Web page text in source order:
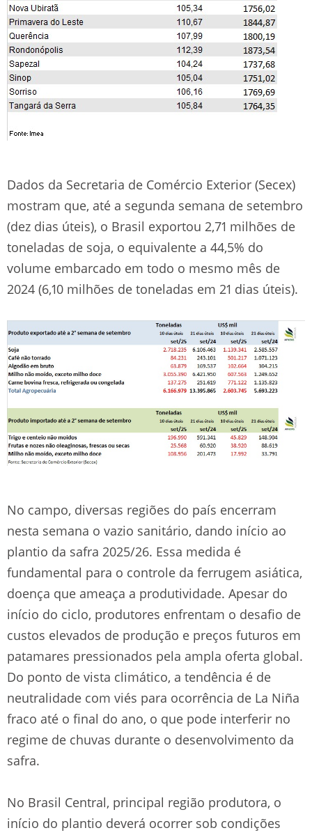
Dados da Secretaria de Comércio Exterior (Secex)
mostram que, até a segunda semana de setembro
(dez dias úteis), o Brasil exportou 2,71 milhões de
toneladas de soja, o equivalente a 44,5% do
volume embarcado em todo o mesmo mês de
2024 (6,10 milhões de toneladas em 21 dias úteis).
No campo, diversas regiões do país encerram
nesta semana o vazio sanitário, dando início ao
plantio da safra 2025/26. Essa medida é
fundamental para o controle da ferrugem asiática,
doença que ameaça a produtividade. Apesar do
início do ciclo, produtores enfrentam o desafio de
custos elevados de produção e preços futuros em
patamares pressionados pela ampla oferta global.
Do ponto de vista climático, a tendência é de
neutralidade com viés para ocorrência de La Niña
fraco até o final do ano, o que pode interferir no
regime de chuvas durante o desenvolvimento da
safra.
No Brasil Central, principal região produtora, o
início do plantio deverá ocorrer sob condições